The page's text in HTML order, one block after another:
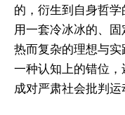
的，衍生到自身哲
用一套冷冰冰的、
热而复杂的理想与
一种认知上的错位
成对严肃社会批判运